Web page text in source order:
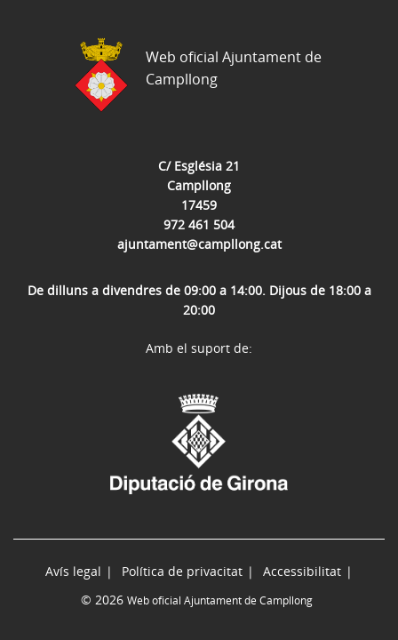
C/ Església 21
Campllong
17459
972 461 504
ajuntament@campllong.cat
De dilluns a divendres de 09:00 a 14:00. Dijous de 18:00 a
20:00
Web oficial Ajuntament de
Campllong
Avís legal Política de privacitat
Accessibilitat
© 2026 Web oficial Ajuntament de Campllong
Amb el suport de: